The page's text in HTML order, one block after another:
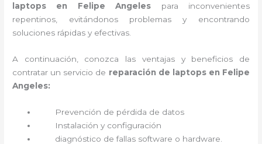
laptops en Felipe Angeles para inconvenientes
repentinos, evitándonos problemas y encontrando
soluciones rápidas y efectivas.
A continuación, conozca las ventajas y beneficios de
contratar un servicio de reparación de laptops en Felipe
Angeles:
Prevención de pérdida de datos
Instalación y configuración
diagnóstico de fallas software o hardware